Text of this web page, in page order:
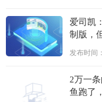
爱司凯
制版，
发布时间
2万一
鱼跑了